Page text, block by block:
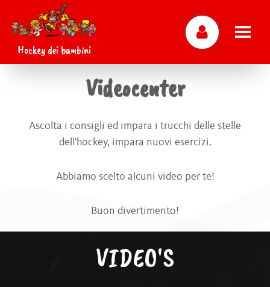
Hockey dei bambini
Videocenter
Ascolta i consigli ed impara i trucchi delle stelle
dell'hockey, impara nuovi esercizi.
Abbiamo scelto alcuni video per te!
Buon divertimento!
VIDEO'S